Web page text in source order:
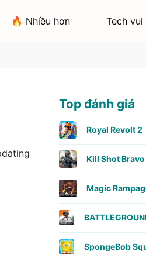
🔥 Nhiều hơn Tech vui
Top đánh giá
Royal Revolt 2
Kill Shot Bravo
Magic